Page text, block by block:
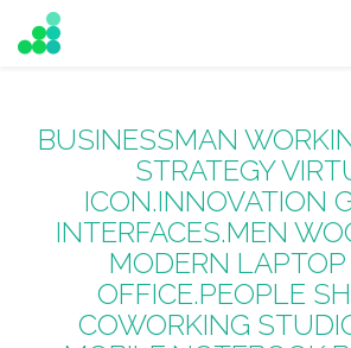
BUSINESSMAN
STRATEGY
ICON.INNOVATION
INTERFACES.MEN
MODERN
OFFICE.PEOPLE
COWORKING